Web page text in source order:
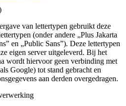
van lettertypen gebruikt deze
(onder andere „Plus Jakarta
en „Public Sans”). Deze lettertypen
eigen server uitgeleverd. Bij het
wordt hiervoor geen verbinding met
Google) tot stand gebracht en
aan derden overgedragen.